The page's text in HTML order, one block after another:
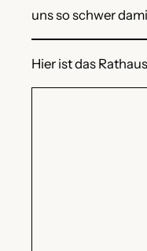
uns so schwer
Hier ist das